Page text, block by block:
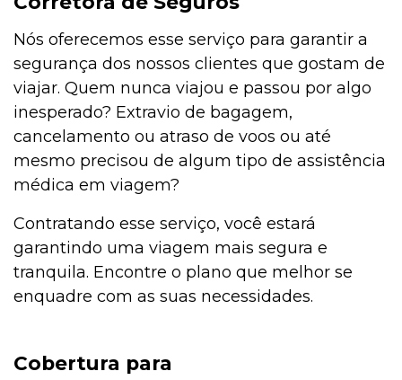
Nós oferecemos esse serviço para garantir a
segurança dos nossos clientes que gostam de
viajar. Quem nunca viajou e passou por algo
inesperado? Extravio de bagagem,
cancelamento ou atraso de voos ou até
mesmo precisou de algum tipo de assistência
médica em viagem?
Contratando esse serviço, você estará
garantindo uma viagem mais segura e
tranquila. Encontre o plano que melhor se
enquadre com as suas necessidades.
Cobertura para